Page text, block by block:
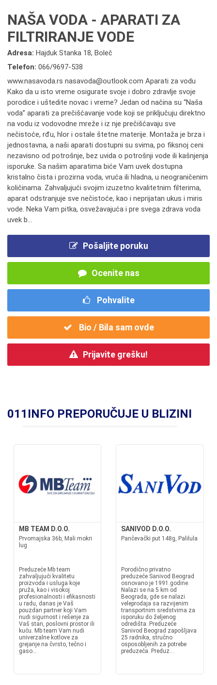
NAŠA VODA - APARATI ZA
FILTRIRANJE VODE
Adresa: Hajduk Stanka 18, Boleč
Telefon: 066/9697-538
www.nasavoda.rs nasavoda@outlook.com Aparati za vodu
Kako da u isto vreme osigurate svoje i dobro zdravlje svoje
porodice i uštedite novac i vreme? Jedan od načina su “Naša
voda” aparati za prečišćavanje vode koji se priključuju direktno
na vodu iz vodovodne mreže i iz nje prečišćavaju sve
nečistoće, rđu, hlor i ostale štetne materije. Montaža je brza i
jednostavna, a naši aparati dostupni su svima, po fiksnoj ceni
nezavisno od potrošnje, bez uvida o potrošnji vode ili kašnjenja
isporuke. Sa našim aparatima biće Vam uvek dostupna
kristalno čista i prozirna voda, vruća ili hladna, u neograničenim
količinama. Zahvaljujući svojim izuzetno kvalitetnim filterima,
aparat odstranjuje sve nečistoće, kao i neprijatan ukus i miris
vode. Neka Vam pitka, osvežavajuća i pre svega zdrava voda
uvek b...
Pošaljite poruku
Ocenite nas
Pohvalite
Bio / Bila sam ovde
Prijavite grešku!
011INFO PREPORUČUJE U BLIZINI
MB TEAM D.O.O.
Prvomajska 36b, Mali mokri
lug
Preduzeće Mb team
zahvaljujući kvalitetu
proizvoda i usluga koje
pruža, kao i visokoj
profesionalnosti i efikasnosti
u radu, danas je Vaš
pouzdan partner koji Vam
nudi sigurnost i rešenje za
Vaš stan, poslovni prostor ili
kuću. Mb team Vam nudi
univerzalne kotlove za
grejanje na čvrsto, tečno i
gaso...
SANIVOD D.O.O.
Pančevački put 148g, Palilula
Porodično privatno
preduzeće Sanivod Beograd
osnovano je 1991.godine.
Nalazi se na 5 km od
Beograda, gde se nalazi
veleprodaja sa razvijenim
transportnim sredstvima za
isporuku do željenog
odredišta. Preduzeće
Sanivod Beograd zapošljava
25 radnika, stručno
osposobljenih za potrebe
preduzeća. Preduz...